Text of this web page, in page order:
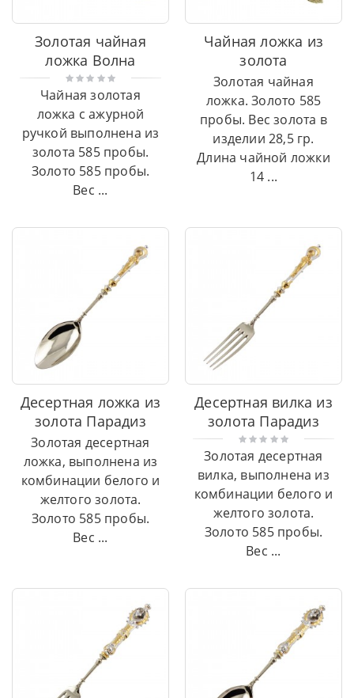
Золотая чайная
ложка Волна
Чайная золотая
ложка с ажурной
ручкой выполнена из
золота 585 пробы.
Золото 585 пробы.
Вес ...
Чайная ложка из
золота
Золотая чайная
ложка. Золото 585
пробы. Вес золота в
изделии 28,5 гр.
Длина чайной ложки
14 ...
Десертная ложка из
золота Парадиз
Золотая десертная
ложка, выполнена из
комбинации белого и
желтого золота.
Золото 585 пробы.
Вес ...
Десертная вилка из
золота Парадиз
Золотая десертная
вилка, выполнена из
комбинации белого и
желтого золота.
Золото 585 пробы.
Вес ...